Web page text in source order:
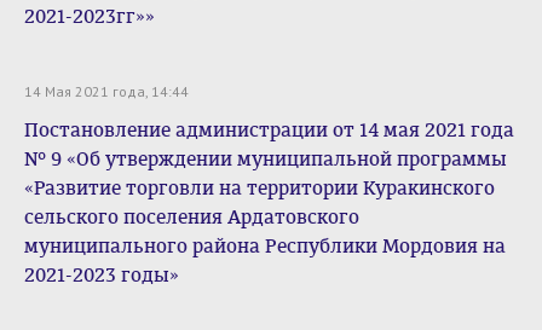
2021-2023гг»»
14 Мая 2021 года, 14:44
Постановление администрации от 14 мая 2021 года
№ 9 «Об утверждении муниципальной программы
«Развитие торговли на территории Куракинского
сельского поселения Ардатовского
муниципального района Республики Мордовия на
2021-2023 годы»